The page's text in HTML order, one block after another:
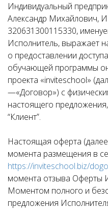
Индивидуальный
Александр Михайлович,
320631300115330,
Исполнитель, выражает
о предоставлении
обучающей программы
проекта «inviteschool»
—«Договор») с
настоящего
“Клиент”.
Настоящая оферта
момента размещения в
https://inviteschool.biz/
момента отзыва Оферты
Моментом полного и
предложения